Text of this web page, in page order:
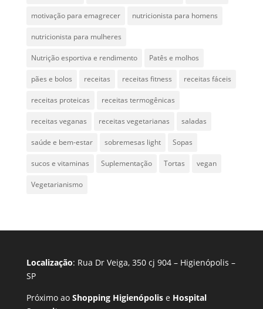
motivação para emagrecer nutricionista para homens
nutricionista para mulheres
Nutrição esportiva e rendimento Patês e molhos
pães e bolos receitas receitas fitness receitas fáceis
receitas proteicas receitas termogênicas
receitas veganas receitas vegetarianas saladas
saúde e bem-estar sobremesas light Sopas
sucos e vitaminas Suplementação Tortas vegan
Vegetarianismo
Localização: Rua Dr Veiga, 350 cj 904 – Higienópolis –
SP
Próximo ao Shopping Higienópolise Hospital